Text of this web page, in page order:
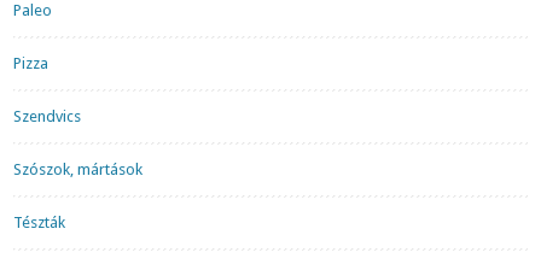
Paleo
Pizza
Szendvics
Szószok, mártások
Tészták